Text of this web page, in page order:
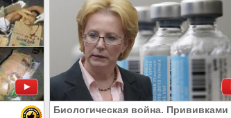
Биологическая война. Прививками